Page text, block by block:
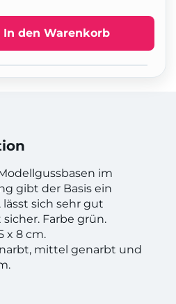
In den Warenkorb
im
gibt der Basis ein
sich sehr gut
Farbe grün.
x 8 cm.
mittel genarbt und